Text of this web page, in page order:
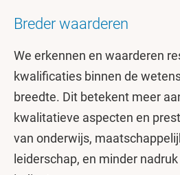
Breder waarderen
We erkennen en waarderen
kwalificaties binnen de
breedte. Dit betekent meer
kwalitatieve aspecten en
van onderwijs,
leiderschap, en minder